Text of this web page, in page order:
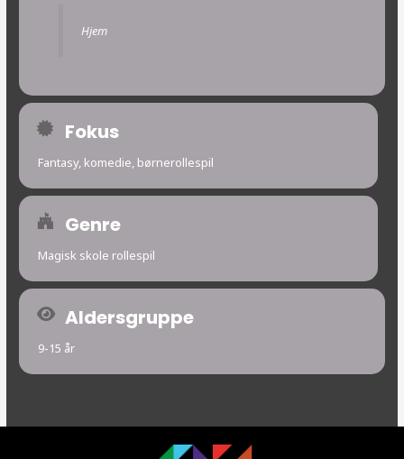
Hjem
Fokus
Fantasy, komedie, børnerollespil
Genre
Magisk skole rollespil
Aldersgruppe
9-15 år